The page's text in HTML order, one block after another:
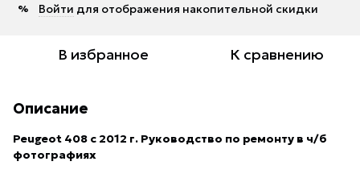
% Войти для отображения накопительной скидки
В избранное К сравнению
Описание
Peugeot 408 с 2012 г. Руководство по ремонту в ч/б
фотографиях